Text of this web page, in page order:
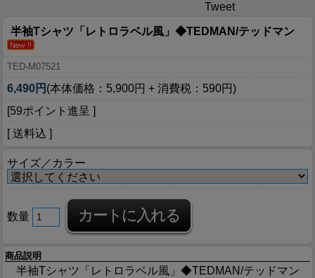
Tweet
半袖Tシャツ「レトロラベル風」◆TEDMAN/テッドマン
TED-M07521
6,490円 (本体価格：5,900円 + 消費税：590円)
[59ポイント進呈 ]
[ 送料込 ]
サイズ／カラー
数量
商品説明
半袖Tシャツ「レトロラベル風」◆TEDMAN/テッドマン